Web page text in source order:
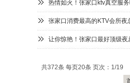
热情如火！张家口ktv真空服
张家口消费最高的KTV会所
让你惊艳！张家口最好顶级
共372条 每页20条 页次：1/19